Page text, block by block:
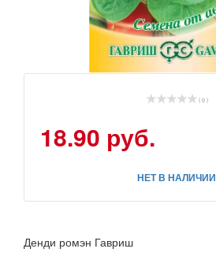
( 0 )
18.90 руб.
НЕТ В НАЛИЧИИ
Денди ромэн Гавриш